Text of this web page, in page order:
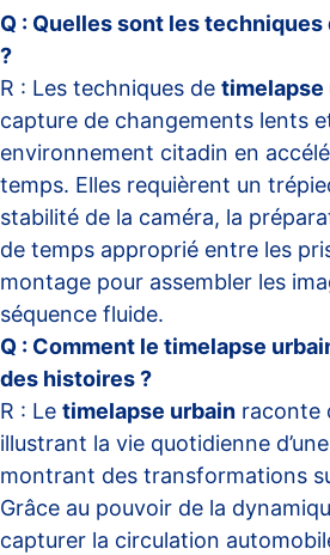
Q : Quelles sont les
?
R : Les techniques de timelapse
capture de changements lents
environnement citadin en
temps. Elles requièrent un
stabilité de la caméra, la
de temps approprié entre les
montage pour assembler les
séquence fluide.
Q : Comment le timelapse
des histoires ?
R : Le timelapse urbain raconte
illustrant la vie quotidienne
montrant des transformations
Grâce au pouvoir de la
capturer la circulation